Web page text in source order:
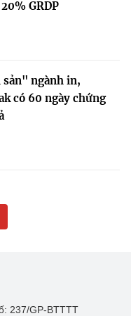
GRDP
ngành in,
có 60 ngày chứng
237/GP-BTTTT